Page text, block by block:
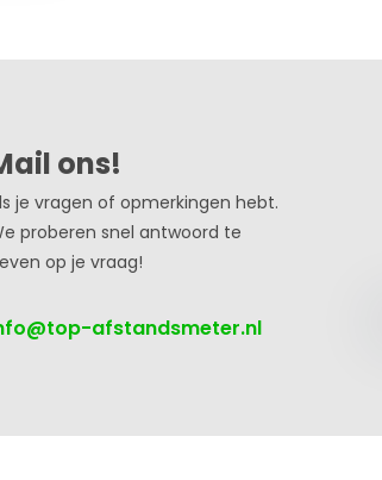
ons!
je vragen of opmerkingen hebt.
proberen snel antwoord te
op je vraag!
afstandsmeter.nl